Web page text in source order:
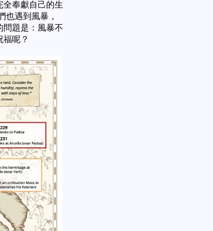
奉獻自己的生
也遇到風暴，
問題是：風暴不
呢？